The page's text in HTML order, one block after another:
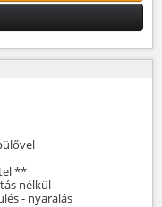
**
nélkül
- nyaralás